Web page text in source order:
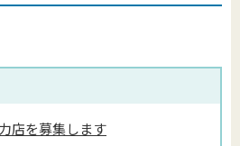
店を募集します